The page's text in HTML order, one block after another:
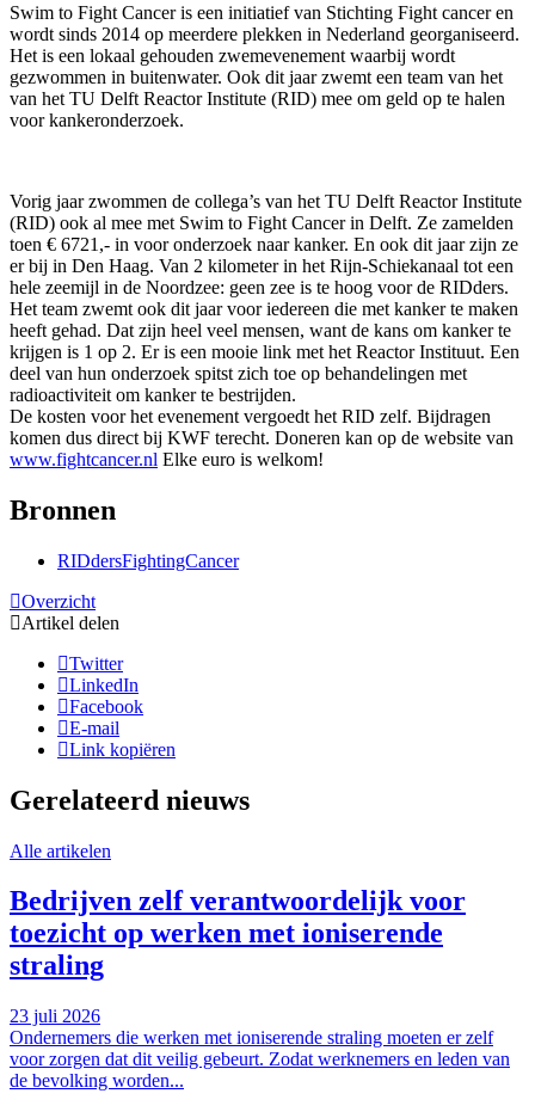
Swim to Fight Cancer is een initiatief van Stichting Fight cancer en
wordt sinds 2014 op meerdere plekken in Nederland georganiseerd.
Het is een lokaal gehouden zwemevenement waarbij wordt
gezwommen in buitenwater. Ook dit jaar zwemt een team van het
van het TU Delft Reactor Institute (RID) mee om geld op te halen
voor kankeronderzoek.
Vorig jaar zwommen de collega’s van het TU Delft Reactor Institute
(RID) ook al mee met Swim to Fight Cancer in Delft. Ze zamelden
toen € 6721,- in voor onderzoek naar kanker. En ook dit jaar zijn ze
er bij in Den Haag. Van 2 kilometer in het Rijn-Schiekanaal tot een
hele zeemijl in de Noordzee: geen zee is te hoog voor de RIDders.
Het team zwemt ook dit jaar voor iedereen die met kanker te maken
heeft gehad. Dat zijn heel veel mensen, want de kans om kanker te
krijgen is 1 op 2. Er is een mooie link met het Reactor Instituut. Een
deel van hun onderzoek spitst zich toe op behandelingen met
radioactiviteit om kanker te bestrijden.
De kosten voor het evenement vergoedt het RID zelf. Bijdragen
komen dus direct bij KWF terecht. Doneren kan op de website van
www.fightcancer.nl Elke euro is welkom!
Bronnen
RIDdersFightingCancer
Overzicht
Artikel delen
Twitter
LinkedIn
Facebook
E-mail
Link kopiëren
Gerelateerd nieuws
Alle artikelen
Bedrijven zelf verantwoordelijk voor
toezicht op werken met ioniserende
straling
23 juli 2026
Ondernemers die werken met ioniserende straling moeten er zelf
voor zorgen dat dit veilig gebeurt. Zodat werknemers en leden van
de bevolking worden...